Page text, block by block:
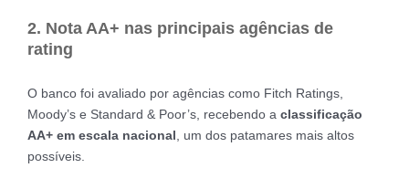
2. Nota AA+ nas principais agências de
rating
O banco foi avaliado por agências como Fitch Ratings,
Moody’s e Standard & Poor’s, recebendo a classificação
AA+ em escala nacional , um dos patamares mais altos
possíveis.